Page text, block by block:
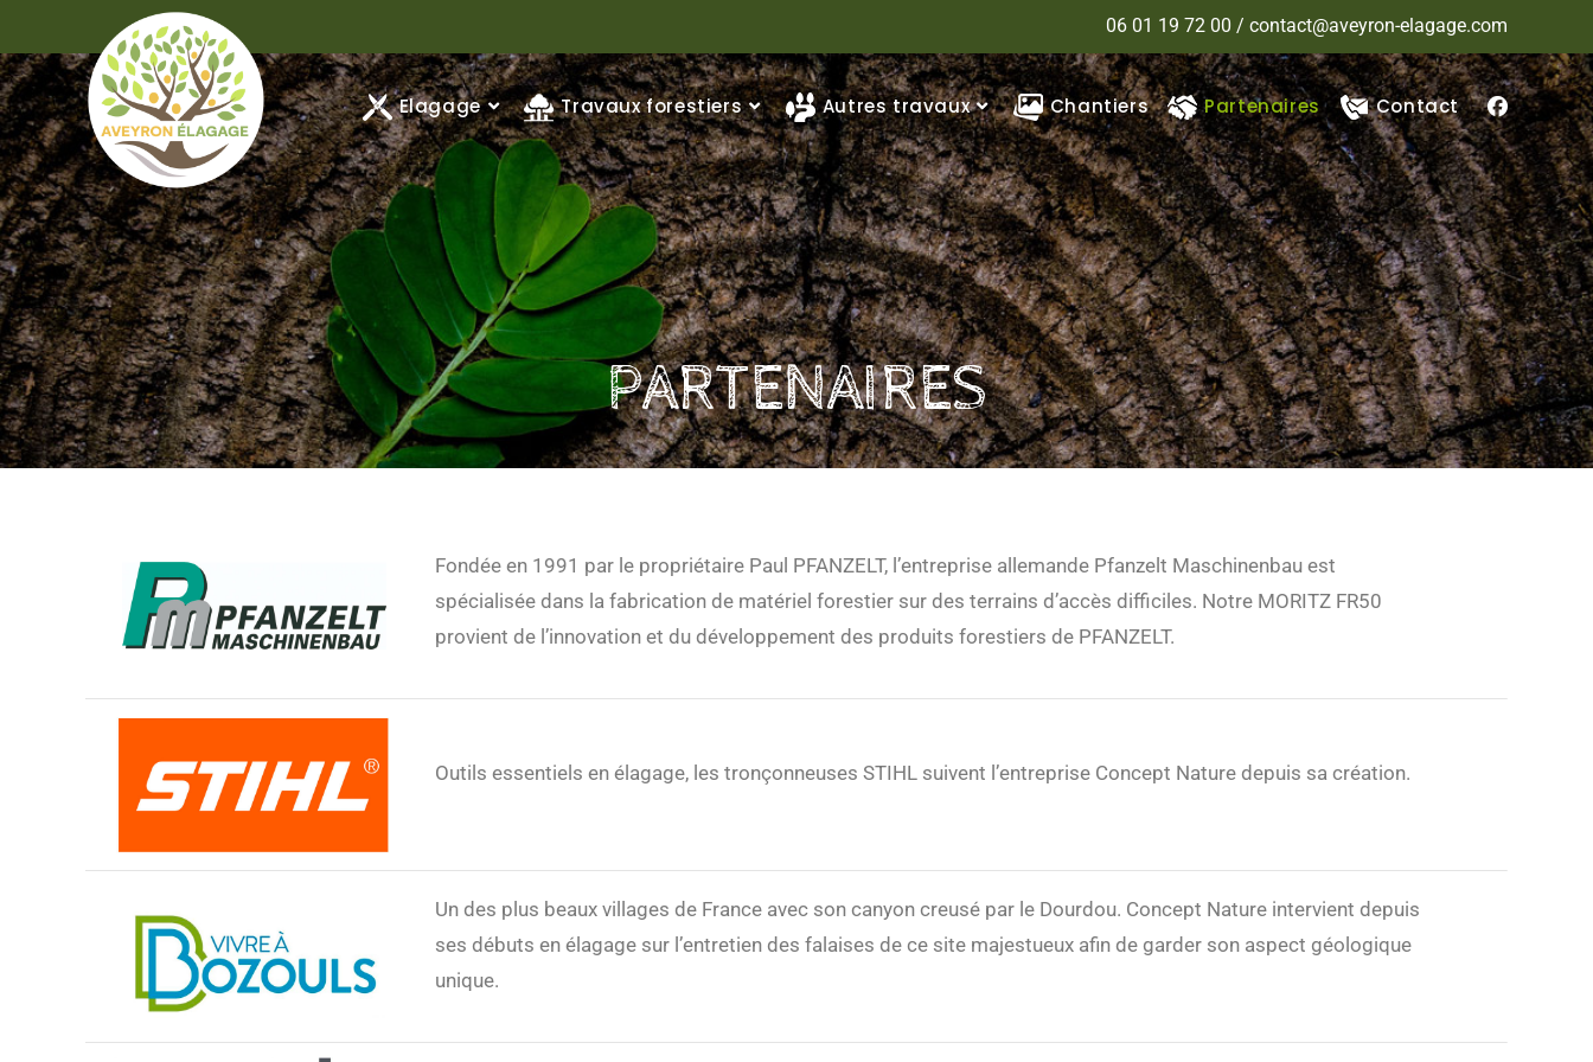
06 01 19 72 00 / contact@aveyron-elagage.com
Elagage Travaux forestiers Autres travaux Chantiers Partenaires Contact
PARTENAIRES
Fondée en 1991 par le propriétaire Paul PFANZELT, l’entreprise allemande Pfanzelt Maschinenbau est
spécialisée dans la fabrication de matériel forestier sur des terrains d’accès difficiles. Notre MORITZ FR50
provient de l’innovation et du développement des produits forestiers de PFANZELT.
Outils essentiels en élagage, les tronçonneuses STIHL suivent l’entreprise Concept Nature depuis sa création.
Un des plus beaux villages de France avec son canyon creusé par le Dourdou. Concept Nature intervient depuis
ses débuts en élagage sur l’entretien des falaises de ce site majestueux afin de garder son aspect géologique
unique.